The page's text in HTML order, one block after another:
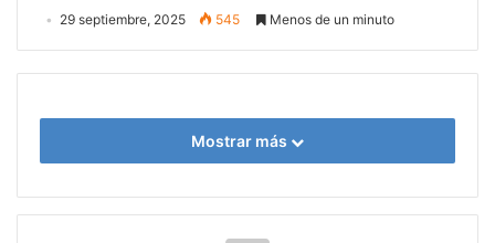
29 septiembre, 2025 545 Menos de un minuto
Mostrar más